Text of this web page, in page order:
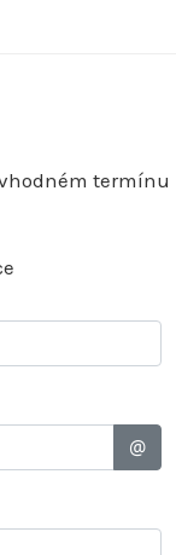
termínu